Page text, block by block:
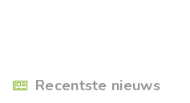
Recentste nieuws